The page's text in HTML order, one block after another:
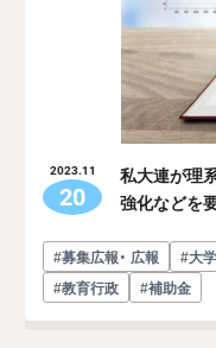
2023.11
20
私大連が理
強化などを
#募集広報・ 広報 #大
#教育行政
#補助金